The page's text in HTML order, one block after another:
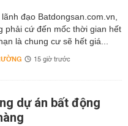
đạo Batdongsan.com.vn,
phải cứ đến mốc thời gian hết
là chung cư sẽ hết giá...
15 giờ trước
dự án bất động